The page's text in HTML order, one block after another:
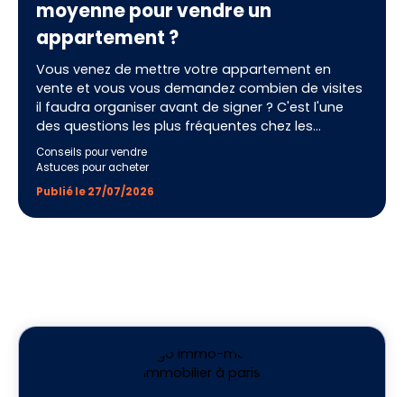
moyenne pour vendre un
appartement ?
Vous venez de mettre votre appartement en
vente et vous vous demandez combien de visites
il faudra organiser avant de signer ? C'est l'une
des questions les plus fréquentes chez les
vendeurs, et pour cause : le nombre de visites est
un excellent thermomètre de la santé de votre
vente. En France, il faut compter en moyenne
entre 10 et 15 visites pour vendre un appartement.
Mais derrière cette moyenne se cachent
Conseils pour vendre
Astuces pour acheter
Publié le 27/07/2026